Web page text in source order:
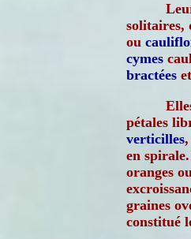
solitaires,
ou
cymes
bractées
pétales
verticilles,
en
oranges
graines
constitué